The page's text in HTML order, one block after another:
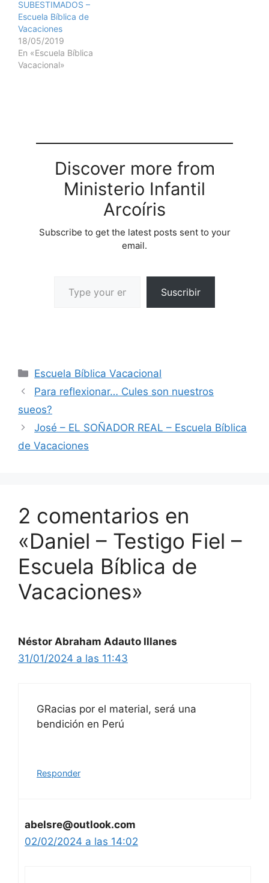
SUBESTIMADOS –
Escuela Bíblica de
Vacaciones
18/05/2019
En «Escuela Bíblica
Vacacional»
Discover more from
Ministerio Infantil
Arcoíris
Subscribe to get the latest posts sent to your
email.
Suscribir
Escuela Bíblica Vacacional
Para reflexionar… Cules son nuestros
sueos?
José – EL SOÑADOR REAL – Escuela Bíblica
de Vacaciones
2 comentarios en
«Daniel – Testigo Fiel –
Escuela Bíblica de
Vacaciones»
Néstor Abraham Adauto Illanes
31/01/2024 a las 11:43
GRacias por el material, será una
bendición en Perú
Responder
abelsre@outlook.com
02/02/2024 a las 14:02